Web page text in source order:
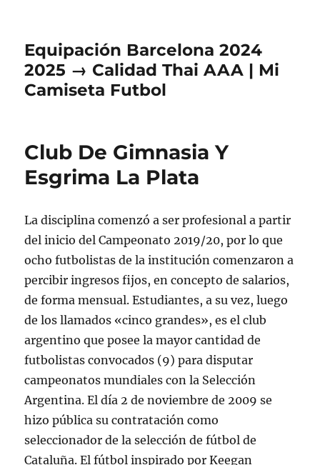
Equipación Barcelona 2024
2025 → Calidad Thai AAA | Mi
Camiseta Futbol
Club De Gimnasia Y
Esgrima La Plata
La disciplina comenzó a ser profesional a partir
del inicio del Campeonato 2019/20, por lo que
ocho futbolistas de la institución comenzaron a
percibir ingresos fijos, en concepto de salarios,
de forma mensual. Estudiantes, a su vez, luego
de los llamados «cinco grandes», es el club
argentino que posee la mayor cantidad de
futbolistas convocados (9) para disputar
campeonatos mundiales con la Selección
Argentina. El día 2 de noviembre de 2009 se
hizo pública su contratación como
seleccionador de la selección de fútbol de
Cataluña. El fútbol inspirado por Keegan